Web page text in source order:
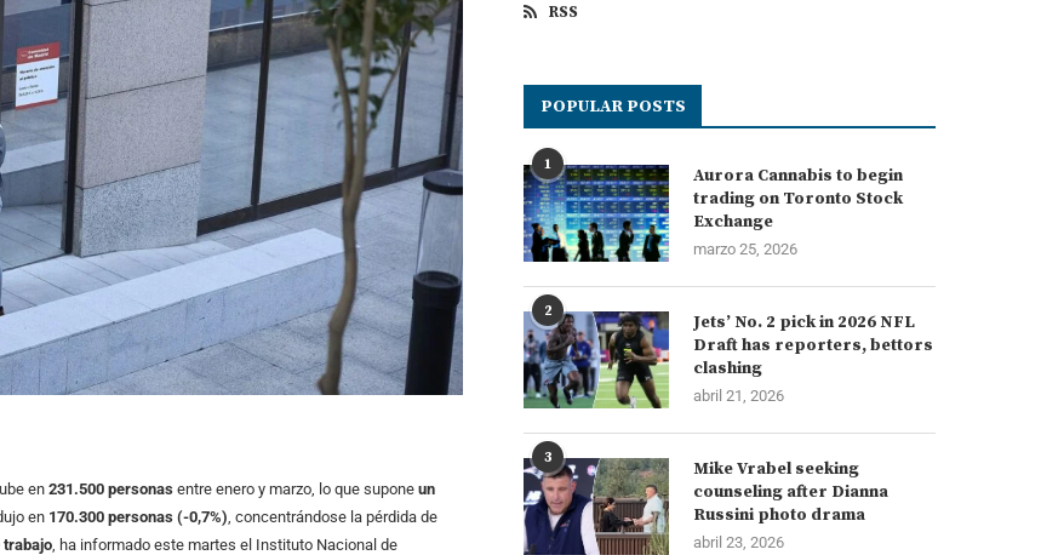
en 231.500 personas entre enero y marzo, lo que supone un
en 170.300 personas (-0,7%) , concentrándose la pérdida de
trabajo , ha informado este martes el Instituto Nacional de
RSS
POPULAR POSTS
1
Aurora Cannabis to begin
trading on Toronto Stock
Exchange
marzo 25, 2026
2
Jets’ No. 2 pick in 2026 NFL
Draft has reporters, bettors
clashing
abril 21, 2026
3
Mike Vrabel seeking
counseling after Dianna
Russini photo drama
abril 23, 2026